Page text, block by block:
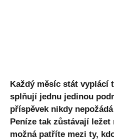
Každý měsíc stát
splňují jednu jedinou
příspěvek nikdy
Peníze tak zůstávají
možná patříte mezi ty,